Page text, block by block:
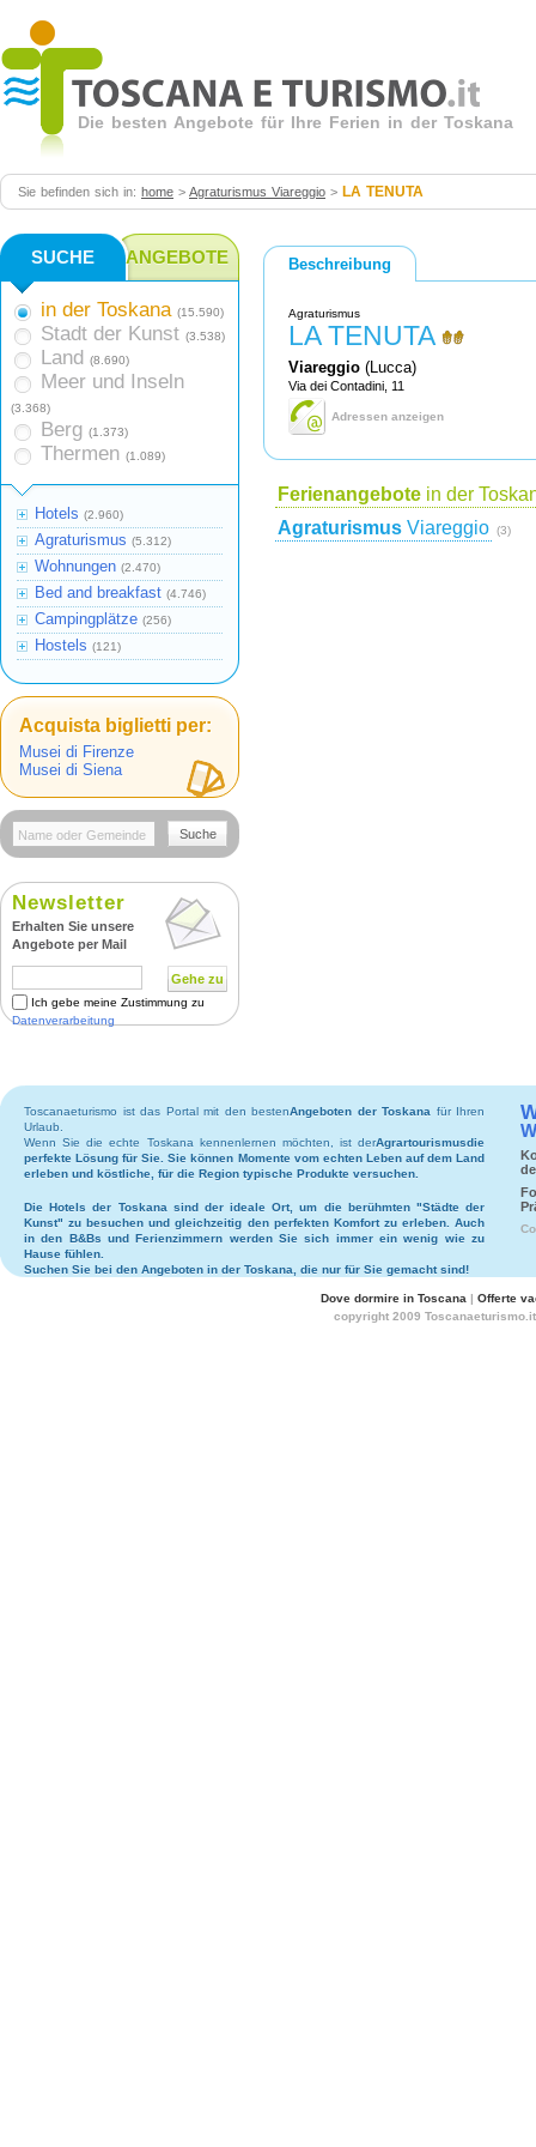
Die besten Angebote für Ihre Ferien in der Toskana
Sie befinden sich in: home > Agraturismus Viareggio > LA TENUTA
Beschreibung
Agraturismus
LA TENUTA
Viareggio (Lucca)
Via dei Contadini, 11
Adressen anzeigen
Ferienangebote in der
Agraturismus Viareggio (3)
SUCHE ANGEBOTE
in der Toskana (15.590)
Stadt der Kunst (3.538)
Land (8.690)
Meer und Inseln
(3.368)
Berg (1.373)
Thermen (1.089)
Hotels (2.960)
Agraturismus (5.312)
Wohnungen (2.470)
Bed and breakfast (4.746)
Campingplätze (256)
Hostels (121)
Acquista biglietti per:
Musei di Firenze
Musei di Siena
Suche
Newsletter
Erhalten Sie unsere
Angebote per Mail
Gehe zu
Ich gebe meine Zustimmung zu
Datenverarbeitung
Toscanaeturismo ist das Portal mit den bestenAngeboten der Toskana für Ihren
Urlaub.
Wenn Sie die echte Toskana kennenlernen möchten, ist derAgrartourismusdie
perfekte Lösung für Sie. Sie können Momente vom echten Leben auf dem Land
erleben und köstliche, für die Region typische Produkte versuchen.
DieHotels der Toskana sind der ideale Ort, um die berühmten "Städte der
Kunst" zu besuchen und gleichzeitig den perfekten Komfort zu erleben. Auch
in den B&Bs undFerienzimmern werden Sie sich immer ein wenig wie zu
Hause fühlen.
Suchen Sie bei den Angeboten in der Toskana , die nur für Sie gemacht sind!
Dove dormire in Toscana | Offerte
copyright 2009